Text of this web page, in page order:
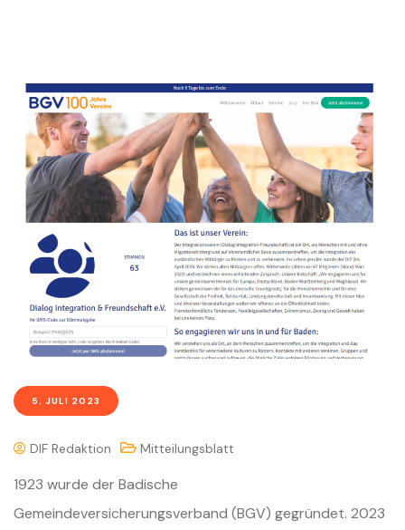
5. JULI 2023
DIF Redaktion Mitteilungsblatt
1923 wurde der Badische
Gemeindeversicherungsverband (BGV) gegründet. 2023